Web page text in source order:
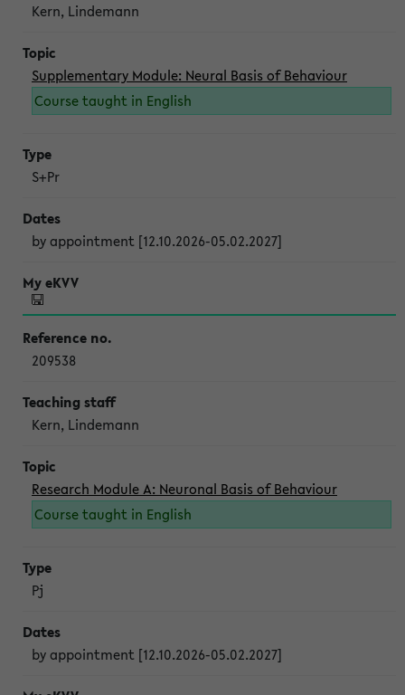
Kern, Lindemann
Supplementary Module: Neural Basis of Behaviour
Course taught in English
S+Pr
by appointment [12.10.2026-05.02.2027]
209538
Kern, Lindemann
Research Module A: Neuronal Basis of Behaviour
Course taught in English
Pj
by appointment [12.10.2026-05.02.2027]